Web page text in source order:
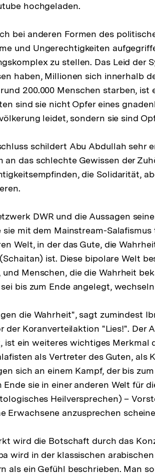
hochgeladen.
bei anderen Formen des
und Ungerechtigkeiten
zu stellen. Das Leid der
haben, Millionen sich innerhalb
200.000 Menschen starben, ist
sind sie nicht Opfer eines
leidet, sondern sie sind
schildert Abu Abdullah sehr
an das schlechte Gewissen der
die Solidarität,
DWR und die Aussagen
sie mit dem Mainstream-
Welt, in der das Gute, die
ist. Diese bipolare Welt
und Menschen, die die Wahrheit
bis zum Ende angelegt,
die Wahrheit", sagt zumindest
der Koranverteilaktion "Lies!". Der
ist ein weiteres wichtiges Merkmal
als Vertreter des Guten, als
sich an einem Kampf, der bis
Ende sie in einer anderen Welt für
Heilversprechen) –
Erwachsene anzusprechen
wird die Botschaft durch das
wird in der klassischen
als ein Gefühl beschrieben. Man